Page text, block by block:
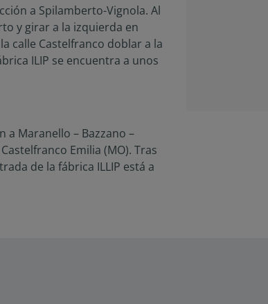
a Spilamberto-Vignola. Al
y girar a la izquierda en
calle Castelfranco doblar a la
ILIP se encuentra a unos
a Maranello – Bazzano –
Emilia (MO). Tras
de la fábrica ILLIP está a